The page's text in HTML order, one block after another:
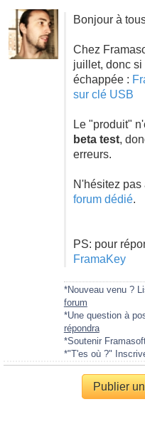
Bonjour à
Chez
juillet, donc
échappée :
sur clé USB
Le "produit"
beta test,
erreurs.
N'hésitez pas
forum dédié.
PS: pour
FramaKey
*Nouveau venu ?
forum
*Une question à
répondra
*Soutenir
*"T'es où ?"
Publier